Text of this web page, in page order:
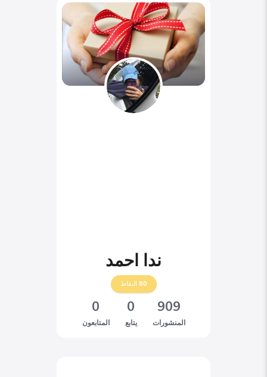
ندا احمد
80 النقاط
909
المنشورات
0
يتابع
0
المتابعون